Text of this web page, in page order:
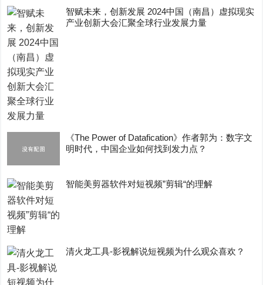
智赋未来，创新发展 2024中国（南昌）虚拟现实
产业创新大会汇聚全球行业发展力量
《The Power of Datafication》作者郭为：数字文
明时代，中国企业如何找到发力点？
智能美剪器软件对短视频”剪辑“的理解
清火龙工具-影视解说短视频为什么观众喜欢？